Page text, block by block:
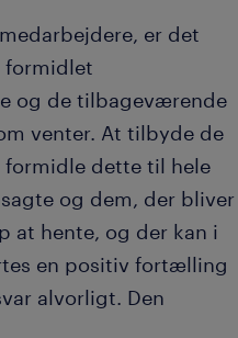
er det
formidlet
og de tilbageværende
venter. At tilbyde de
dette til hele
og dem, der bliver
at hente, og der kan i
en positiv fortælling
alvorligt. Den